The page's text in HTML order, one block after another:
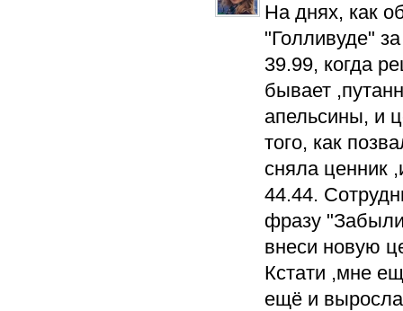
На днях, как
"Голливуде"
39.99, когда
бывает
апельсины, и
того, как
сняла ценник
44.44.
фразу
внеси новую
Кстати ,мне
ещё и выросла